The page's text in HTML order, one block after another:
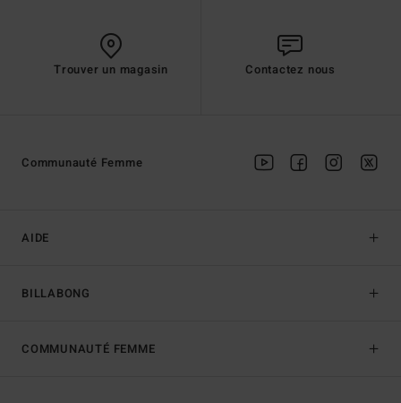
Trouver un magasin Contactez nous
AIDE
BILLABONG
Communauté Femme
COMMUNAUTÉ FEMME